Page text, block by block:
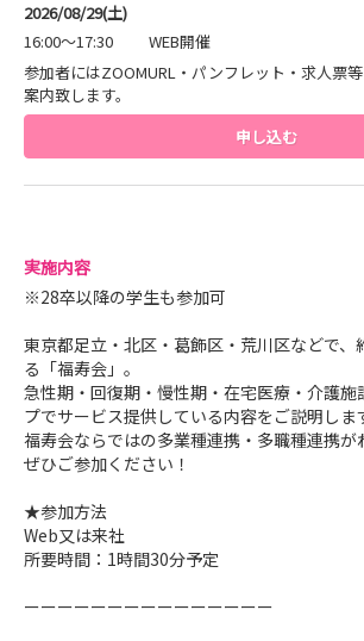
2026/08/29(土)
16:00～17:30
WEB開催
参加者にはZOOMURL・パンフレット・求人票
案内致します。
申し込む
実施内容
※28卒以降の学生も参加可
東京都足立・北区・葛飾区・荒川区などで、
る「福寿会」。
急性期・回復期・慢性期・在宅医療・介護施
プでサービス提供している内容をご説明しま
福寿会ならではの多業種連携・多職種連携が
ぜひご参加ください！
★参加方法
Web又は来社
所要時間：1時間30分予定
ーーーーーーーーーーーーーーー